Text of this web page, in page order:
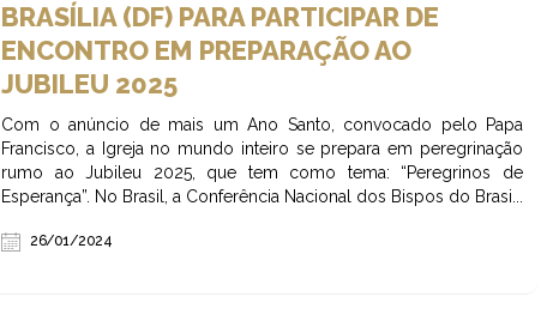
BRASÍLIA (DF) PARA PARTICIPAR DE
ENCONTRO EM PREPARAÇÃO AO
JUBILEU 2025
Com o anúncio de mais um Ano Santo, convocado pelo Papa
Francisco, a Igreja no mundo inteiro se prepara em peregrinação
rumo ao Jubileu 2025, que tem como tema: “Peregrinos de
Esperança”. No Brasil, a Conferência Nacional dos Bispos do Brasi...
26/01/2024